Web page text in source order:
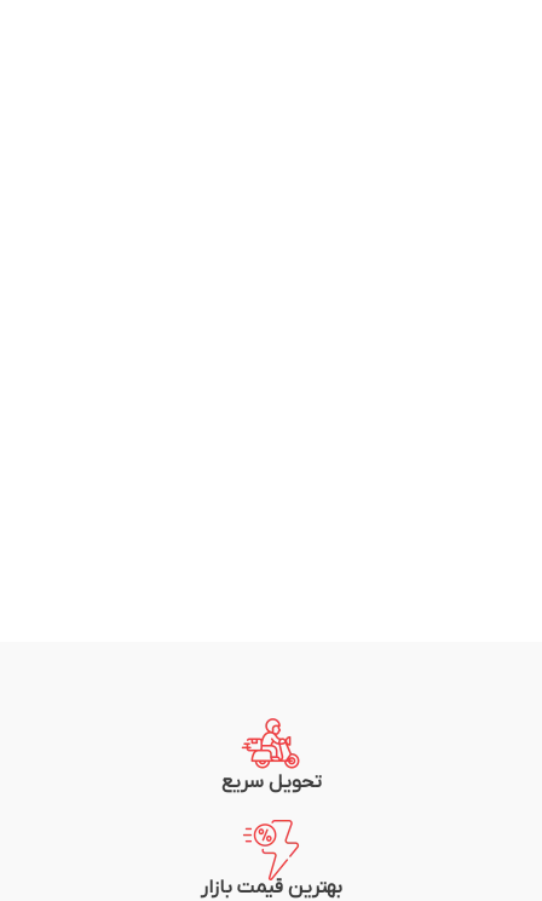
تحویل سریع
بهترین قیمت بازار